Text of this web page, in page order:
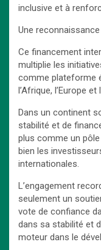
inclusive et à
Une
Ce financement
multiplie les
comme plateforme
l’Afrique, l’Europe
Dans un continent
stabilité et de
plus comme un
bien les
internationales.
L’engagement
seulement un
vote de confiance
dans sa stabilité et
moteur dans le